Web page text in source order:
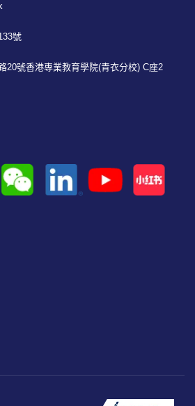
號
20號香港專業教育學院(青衣分校) C座2